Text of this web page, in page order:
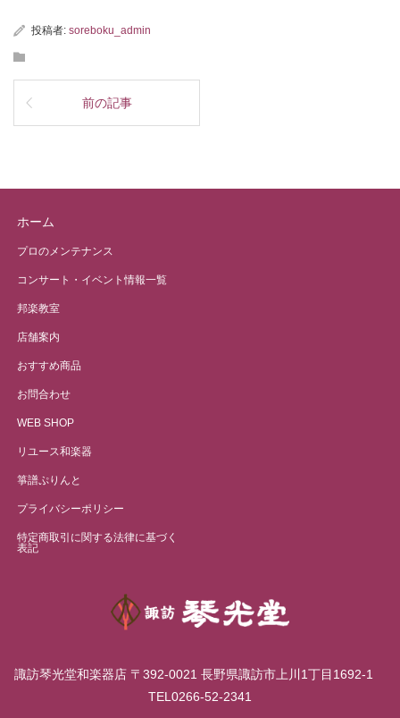
投稿者: soreboku_admin
前の記事
ホーム
プロのメンテナンス
コンサート・イベント情報一覧
邦楽教室
店舗案内
おすすめ商品
お問合わせ
WEB SHOP
リユース和楽器
箏譜ぷりんと
プライバシーポリシー
特定商取引に関する法律に基づく
表記
諏訪琴光堂和楽器店 〒392-0021 長野県諏訪市上川1丁目1692-1
TEL0266-52-2341